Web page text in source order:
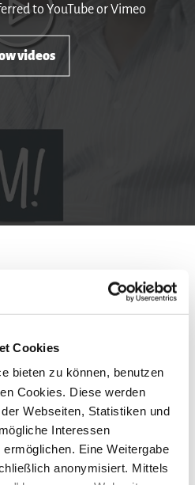
Cookies
bieten zu können, benutzen
Cookies. Diese werden
Webseiten, Statistiken und
Interessen
Eine Weitergabe
anonymisiert. Mittels
to YouTube or Vimeo
videos